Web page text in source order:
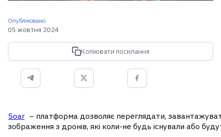
Опубліковано
05 жовтня 2024
Копіювати посилання
Soar – платформа дозволяє переглядати,
зображення з дронів, які коли-не будь існували або